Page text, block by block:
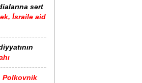
sərt
İsrailə aid
Polkovnik